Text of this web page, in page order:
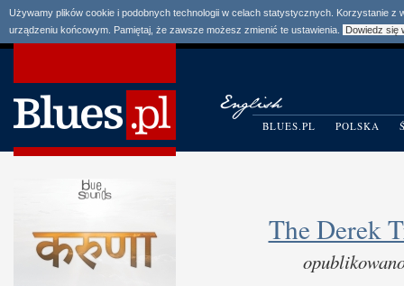
Używamy plików cookie i podobnych technologii w celach statystycznych. Korzystanie
urządzeniu końcowym. Pamiętaj, że zawsze możesz zmienić te ustawienia.
Dowiedz się
BLUES.PL POLSKA
The Derek